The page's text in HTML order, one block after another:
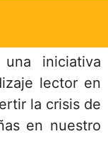
iniciativa
lector en
la crisis de
en nuestro